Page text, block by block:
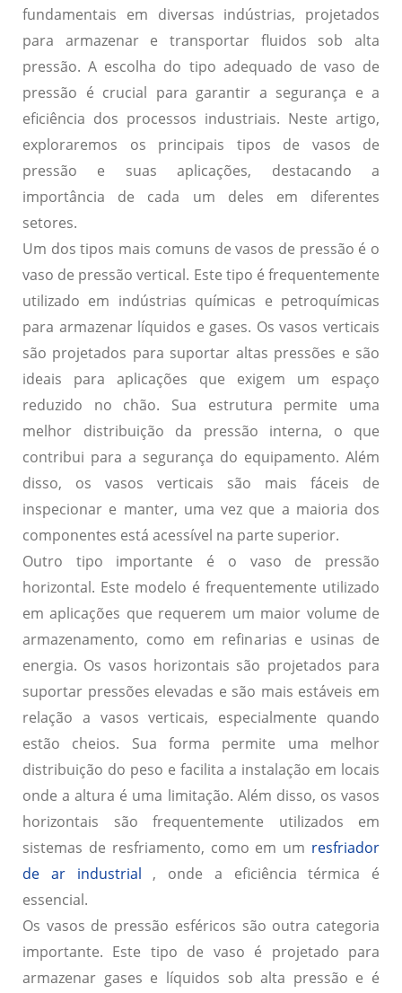
fundamentais em diversas indústrias, projetados
para armazenar e transportar fluidos sob alta
pressão. A escolha do tipo adequado de vaso de
pressão é crucial para garantir a segurança e a
eficiência dos processos industriais. Neste artigo,
exploraremos os principais tipos de vasos de
pressão e suas aplicações, destacando a
importância de cada um deles em diferentes
setores.
Um dos tipos mais comuns de vasos de pressão é o
vaso de pressão vertical. Este tipo é frequentemente
utilizado em indústrias químicas e petroquímicas
para armazenar líquidos e gases. Os vasos verticais
são projetados para suportar altas pressões e são
ideais para aplicações que exigem um espaço
reduzido no chão. Sua estrutura permite uma
melhor distribuição da pressão interna, o que
contribui para a segurança do equipamento. Além
disso, os vasos verticais são mais fáceis de
inspecionar e manter, uma vez que a maioria dos
componentes está acessível na parte superior.
Outro tipo importante é o vaso de pressão
horizontal. Este modelo é frequentemente utilizado
em aplicações que requerem um maior volume de
armazenamento, como em refinarias e usinas de
energia. Os vasos horizontais são projetados para
suportar pressões elevadas e são mais estáveis em
relação a vasos verticais, especialmente quando
estão cheios. Sua forma permite uma melhor
distribuição do peso e facilita a instalação em locais
onde a altura é uma limitação. Além disso, os vasos
horizontais são frequentemente utilizados em
sistemas de resfriamento, como em um resfriador
de ar industrial, onde a eficiência térmica é
essencial.
Os vasos de pressão esféricos são outra categoria
importante. Este tipo de vaso é projetado para
armazenar gases e líquidos sob alta pressão e é